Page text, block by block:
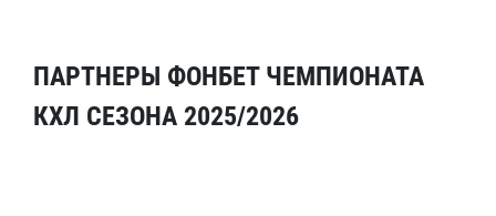
ПАРТНЕРЫ ФОНБЕТ ЧЕМПИОНАТА
КХЛ СЕЗОНА 2025/2026